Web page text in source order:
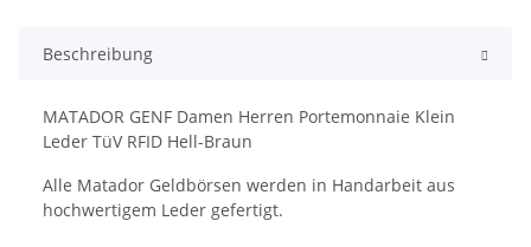
Beschreibung
MATADOR GENF Damen Herren Portemonnaie Klein
Leder TüV RFID Hell-Braun
Alle Matador Geldbörsen werden in Handarbeit aus
hochwertigem Leder gefertigt.